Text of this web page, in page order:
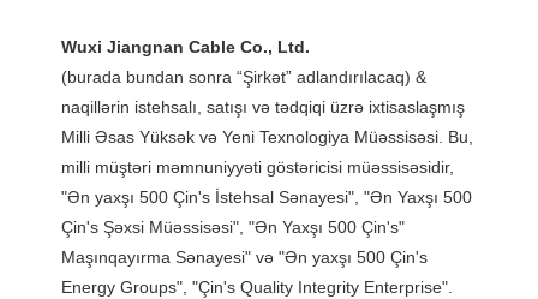
(burada bundan sonra “Şirkət” adlandırılacaq) &
naqillərin istehsalı, satışı və tədqiqi üzrə ixtisaslaşmış
Milli Əsas Yüksək və Yeni Texnologiya Müəssisəsi. Bu,
milli müştəri məmnuniyyəti göstəricisi müəssisəsidir,
"Ən yaxşı 500 Çin's İstehsal Sənayesi", "Ən Yaxşı 500
Çin's Şəxsi Müəssisəsi", "Ən Yaxşı 500 Çin's"
Maşınqayırma Sənayesi" və "Ən yaxşı 500 Çin's
Energy Groups", "Çin's Quality Integrity Enterprise".